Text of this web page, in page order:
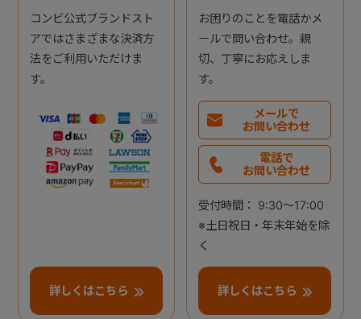
コンビ公式ブランドスト
アではさまざまな決済方
法をご利用いただけま
す。
詳しくはこちら
お困りのことを電話かメ
ールで問い合わせ。親
切、丁寧にお応えしま
す。
メールで
お問い合わせ
電話で
お問い合わせ
受付時間： 9:30～17:00
※土日祝日・年末年始を除
く
詳しくはこちら